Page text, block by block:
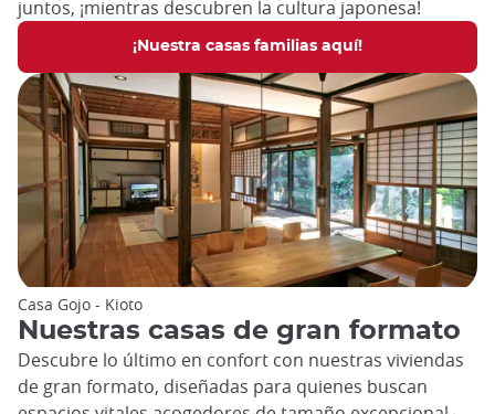
juntos, ¡mientras descubren la cultura japonesa!
¡Nuestra casas familias aquí!
Nuestras casas de gran formato
Descubre lo último en confort con nuestras viviendas
de gran formato, diseñadas para quienes buscan
Casa Gojo - Kioto